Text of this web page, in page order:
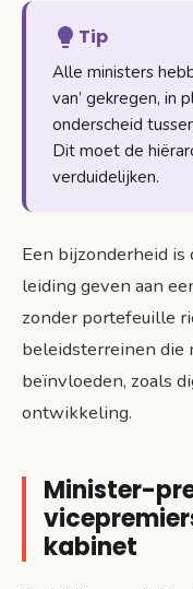
Tip
Alle ministers
van’ gekregen, in
onderscheid
Dit moet de
verduidelijken.
Een bijzonderheid
leiding geven aan
zonder portefeuille
beleidsterreinen die
beïnvloeden, zoals
ontwikkeling.
Minister-
kabinet